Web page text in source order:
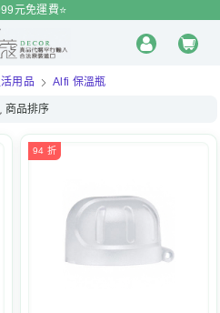
元免運費⭐️
用品 Alfi 保溫瓶
商品排序
94 折